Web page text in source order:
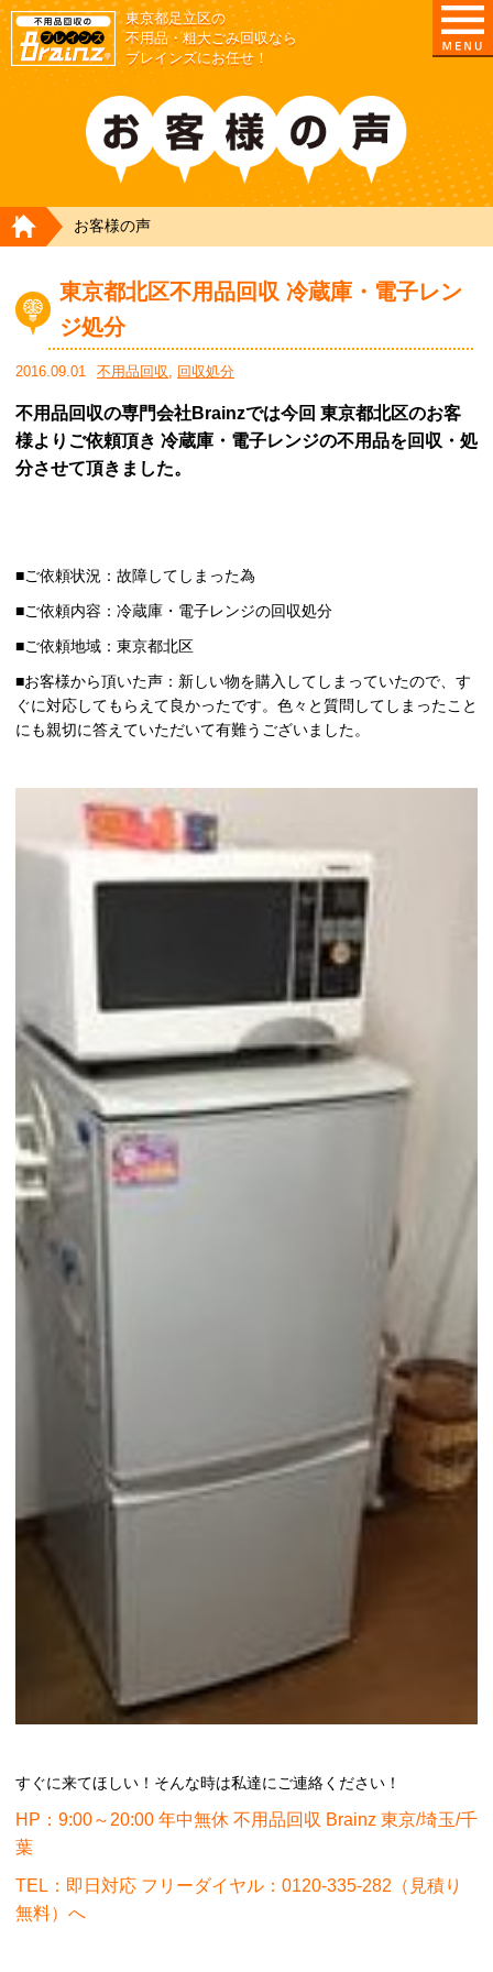
東京都足立区の
不用品・粗大ごみ回収なら
ブレインズにお任せ！
HOME
お客様の声
東京都北区不用品回収 冷蔵庫・電子レン
ジ処分
2016.09.01 不用品回収, 回収処分
不用品回収の専門会社Brainzでは今回 東京都北区のお客
様よりご依頼頂き 冷蔵庫・電子レンジの不用品を回収・処
分させて頂きました。
■ご依頼状況：故障してしまった為
■ご依頼内容：冷蔵庫・電子レンジの回収処分
■ご依頼地域：東京都北区
■お客様から頂いた声：新しい物を購入してしまっていたので、す
ぐに対応してもらえて良かったです。色々と質問してしまったこと
にも親切に答えていただいて有難うございました。
すぐに来てほしい！そんな時は私達にご連絡ください！
HP：9:00～20:00 年中無休 不用品回収 Brainz 東京/埼玉/千
葉
TEL：即日対応 フリーダイヤル：0120-335-282（見積り
無料）へ